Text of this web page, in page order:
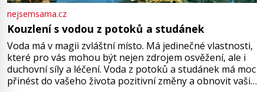
nejsemsama.cz
Kouzlení s vodou z potoků a studánek
Voda má v magii zvláštní místo. Má jedinečné vlastnosti,
které pro vás mohou být nejen zdrojem osvěžení, ale i
duchovní síly a léčení. Voda z potoků a studánek má moc
přinést do vašeho života pozitivní změny a obnovit vaši